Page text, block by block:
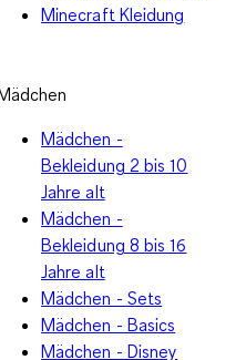
Minecraft Kleidung
Mädchen -
Bekleidung 2 bis 10
Jahre alt
Mädchen -
Bekleidung 8 bis 16
Jahre alt
Mädchen - Sets
Mädchen - Basics
Mädchen - Disney